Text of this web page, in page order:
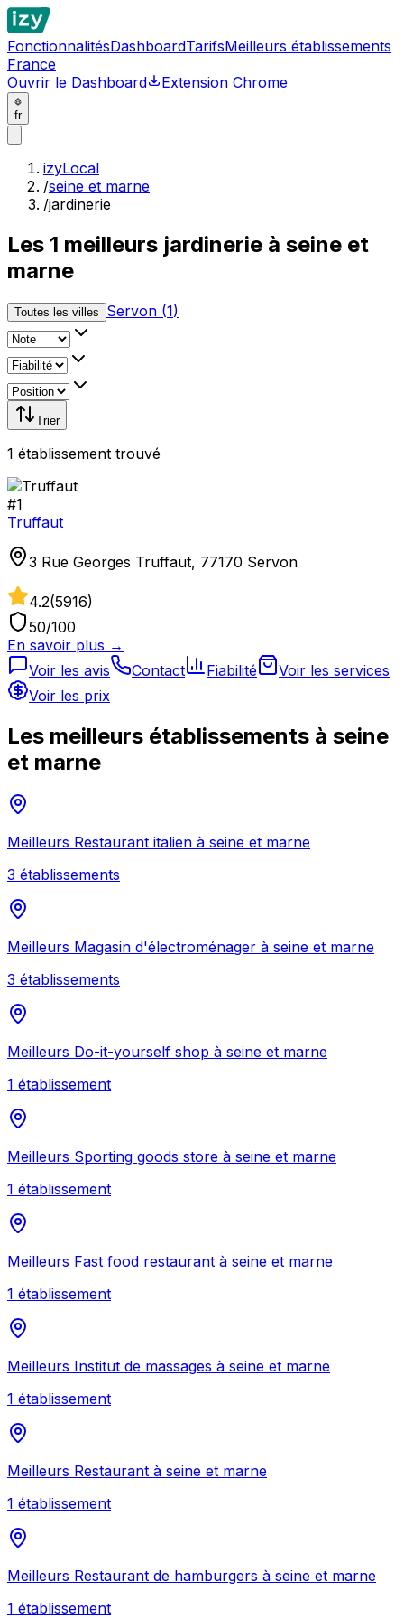
FonctionnalitésDashboardTarifsMeilleurs établissements
France
Ouvrir le Dashboard
Extension Chrome
fr
izyLocal
/seine et marne
/jardinerie
Les 1 meilleurs jardinerie à seine et
marne
Toutes les villes Servon (1)
Trier
1 établissement trouvé
#1
Truffaut
3 Rue Georges Truffaut, 77170 Servon
4.2(5916)
50/100
En savoir plus →
Voir les avis
Contact Fiabilité
Voir les services
Voir les prix
Les meilleurs établissements à seine
et marne
Meilleurs Restaurant italien à seine et marne
3 établissements
Meilleurs Magasin d'électroménager à seine et marne
3 établissements
Meilleurs Do-it-yourself shop à seine et marne
1 établissement
Meilleurs Sporting goods store à seine et marne
1 établissement
Meilleurs Fast food restaurant à seine et marne
1 établissement
Meilleurs Institut de massages à seine et marne
1 établissement
Meilleurs Restaurant à seine et marne
1 établissement
Meilleurs Restaurant de hamburgers à seine et marne
1 établissement